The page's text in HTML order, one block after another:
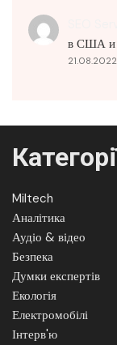
в США и
21.08.2022
Miltech
Аналітика
Аудіо & відео
Безпека
Думки експертів
Екологія
Електромобілі
Інтерв'ю